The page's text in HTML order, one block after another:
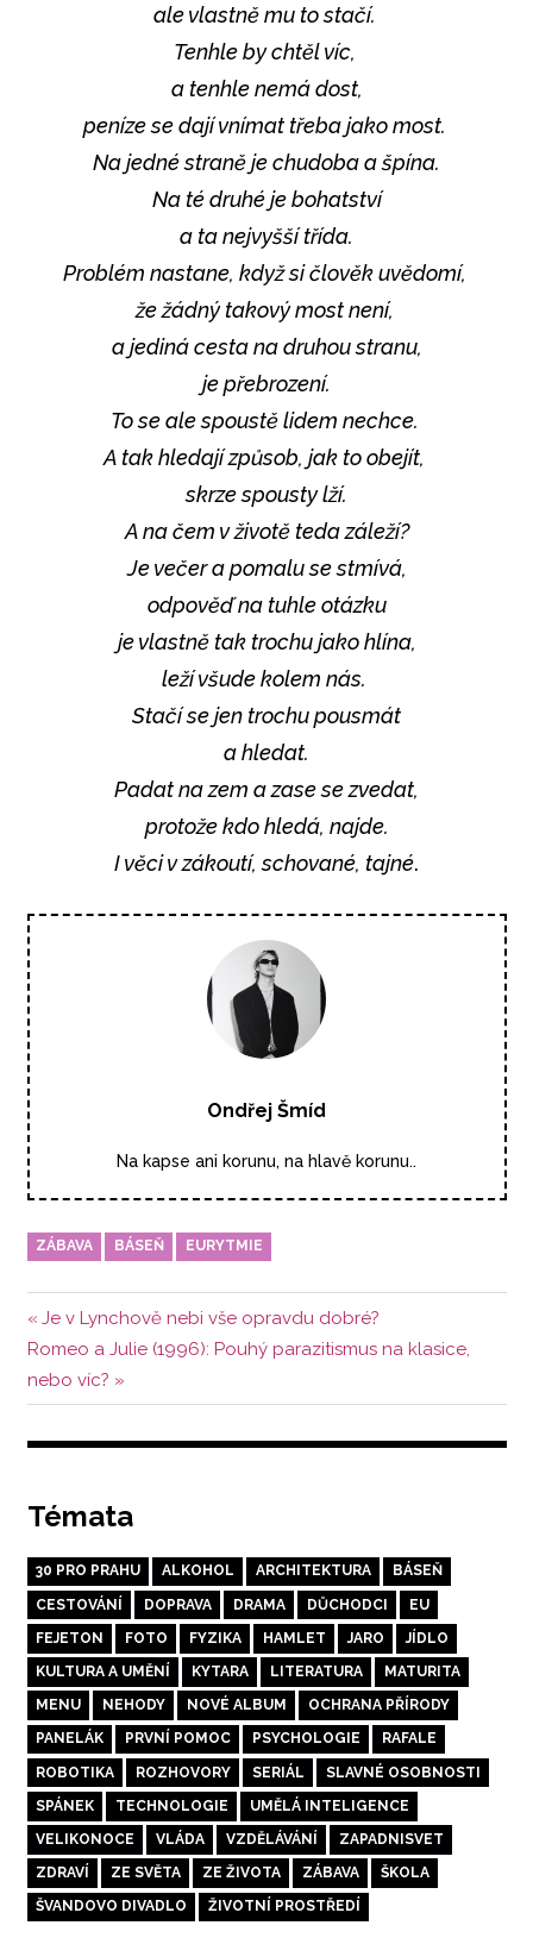
ale vlastně mu to stačí.
Tenhle by chtěl víc,
a tenhle nemá dost,
peníze se dají vnímat třeba jako most.
Na jedné straně je chudoba a špína.
Na té druhé je bohatství
a ta nejvyšší třída.
Problém nastane, když si člověk uvědomí,
že žádný takový most není,
a jediná cesta na druhou stranu,
je přebrození.
To se ale spoustě lidem nechce.
A tak hledají způsob, jak to obejít,
skrze spousty lží.
A na čem v životě teda záleží?
Je večer a pomalu se stmívá,
odpověď na tuhle otázku
je vlastně tak trochu jako hlína,
leží všude kolem nás.
Stačí se jen trochu pousmát
a hledat.
Padat na zem a zase se zvedat,
protože kdo hledá, najde.
I věci v zákoutí, schované, tajné.
Ondřej Šmíd
Na kapse ani korunu, na hlavě korunu..
ZÁBAVA BÁSEŇ EURYTMIE
Navigace
pro
příspěvek
Předchozí
příspěvek:
Je v Lynchově nebi vše opravdu dobré?
Další
příspěvek:
Romeo a Julie (1996): Pouhý parazitismus na klasice,
nebo víc?
Témata
30 PRO PRAHU ALKOHOL ARCHITEKTURA BÁSEŇ
CESTOVÁNÍ DOPRAVA DRAMA DŮCHODCI EU
FEJETON FOTO FYZIKA HAMLET JARO JÍDLO
KULTURA A UMĚNÍ KYTARA LITERATURA MATURITA
MENU NEHODY NOVÉ ALBUM OCHRANA PŘÍRODY
PANELÁK PRVNÍ POMOC PSYCHOLOGIE RAFALE
ROBOTIKA ROZHOVORY SERIÁL SLAVNÉ OSOBNOSTI
SPÁNEK TECHNOLOGIE UMĚLÁ INTELIGENCE
VELIKONOCE VLÁDA VZDĚLÁVÁNÍ ZAPADNISVET
ZDRAVÍ ZE SVĚTA ZE ŽIVOTA ZÁBAVA ŠKOLA
ŠVANDOVO DIVADLO ŽIVOTNÍ PROSTŘEDÍ